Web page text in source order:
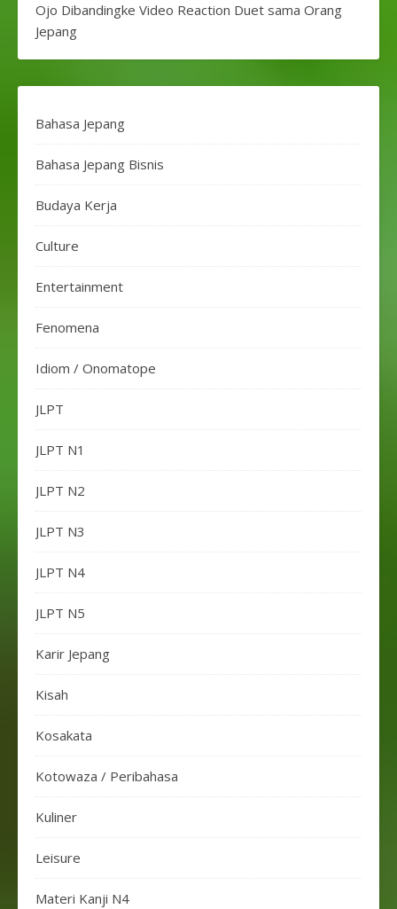
Ojo Dibandingke Video Reaction Duet sama Orang
Jepang
Bahasa Jepang
Bahasa Jepang Bisnis
Budaya Kerja
Culture
Entertainment
Fenomena
Idiom / Onomatope
JLPT
JLPT N1
JLPT N2
JLPT N3
JLPT N4
JLPT N5
Karir Jepang
Kisah
Kosakata
Kotowaza / Peribahasa
Kuliner
Leisure
Materi Kanji N4